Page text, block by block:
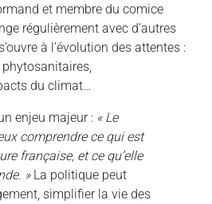
et membre du comice
régulièrement avec d’autres
à l’évolution des attentes :
du climat…
enjeu majeur : « Le
comprendre ce qui est
française, et ce qu’elle
» La politique peut
simplifier la vie des